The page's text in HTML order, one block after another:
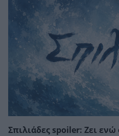
Σπιλιάδες spoiler: Ζει